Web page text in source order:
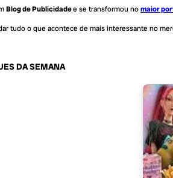
Blog de Publicidadee se transformou nomaior
tudo o que acontece de mais interessante no
DA SEMANA